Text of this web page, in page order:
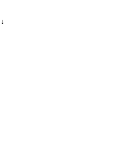
↓